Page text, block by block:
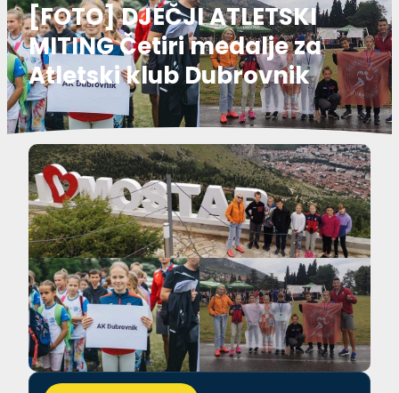
[FOTO] DJEČJI ATLETSKI
MITING Četiri medalje za
Atletski klub Dubrovnik